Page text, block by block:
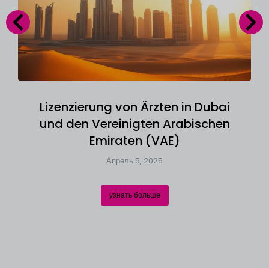
Lizenzierung von Ärzten in Dubai
und den Vereinigten Arabischen
Emiraten (VAE)
Апрель 5, 2025
узнать больше